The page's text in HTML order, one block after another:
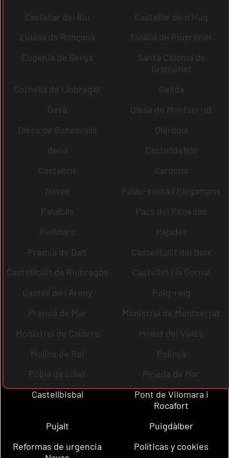
Castellar del Riu
Castellar de n´Hug
Eulàlia de Ronçana
Eulàlia de Riuprimer
Eugènia de Berga
Santa Coloma de
Gramenet
Cornellà de Llobregat
Gelida
Gavà
Olesa de Montserrat
Olesa de Bonesvalls
Olèrdola
dena
Castelldefels
Castellcir
Cardona
Navas
Palau-solità i Plegamans
Palafolls
Pacs del Penedès
Rellinars
Rajadell
Premià de Dalt
Castellfullit del Boix
Castellfollit de Riubregós
Castellet i la Gornal
Castell de l´Areny
Puig-reig
Premià de Mar
Monistrol de Montserrat
Monistrol de Calders
Mollet del Vallès
Molins de Rei
Polinyà
Pobla de Lillet
Pineda de Mar
Castellbisbal
Pont de Vilomara i
Rocafort
Pujalt
Puigdàlber
Reformas de urgencia
Políticas y cookies